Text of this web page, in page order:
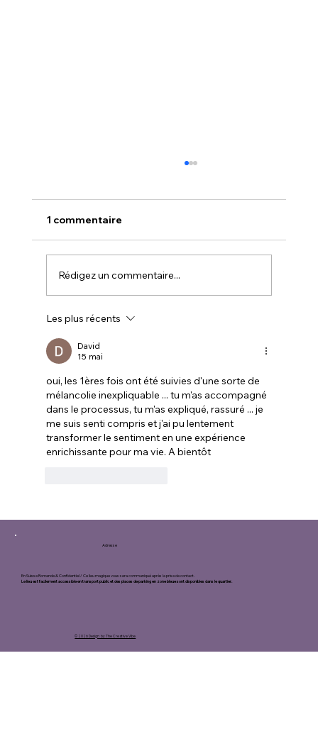
1 commentaire
Rédigez un commentaire...
Les plus récents
David
15 mai
oui, les 1ères fois ont été suivies d'une sorte de
mélancolie inexpliquable ... tu m'as accompagné
dans le processus, tu m'as expliqué, rassuré ... je
me suis senti compris et j'ai pu lentement
transformer le sentiment en une expérience
enrichissante pour ma vie. A bientôt
Adresse
En Suisse Romande & Confidentiel / Ce lieu magique vous sera communiqué après la prise de contact.
Le lieu est facilement accessible en transport public et des places de parking en zone bleue sont disponibles dans le quartier.
© 2026 Design by The Creative Vibe